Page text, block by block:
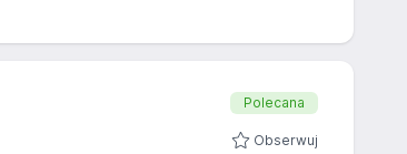
Polecana
Obserwuj